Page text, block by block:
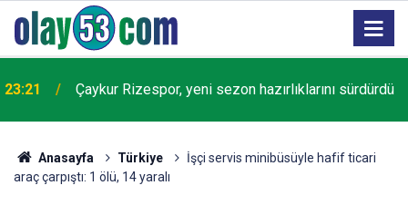
23:21 Çaykur Rizespor, yeni sezon hazırlıklarını sürdürdü
Anasayfa Türkiye
İşçi servis minibüsüyle hafif ticari
araç çarpıştı: 1 ölü, 14 yaralı